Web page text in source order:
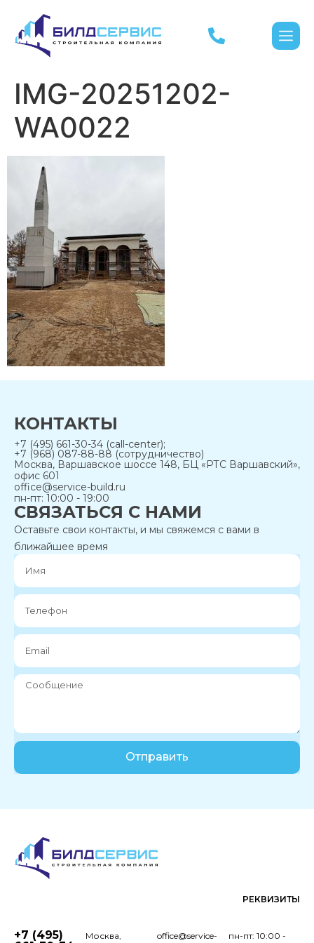
IMG-20251202-
WA0022
КОНТАКТЫ
+7 (495) 661-30-34 (call-center);
+7 (968) 087-88-88 (сотрудничество)
Москва, Варшавское шоссе 148, БЦ «РТС Варшавский»,
офис 601
office@service-build.ru
пн-пт: 10:00 - 19:00
СВЯЗАТЬСЯ С НАМИ
Оставьте свои контакты, и мы свяжемся с вами в
ближайшее время
Отправить
РЕКВИЗИТЫ
+7 (495)
Москва,
пн-пт: 10:00 -
office@service-